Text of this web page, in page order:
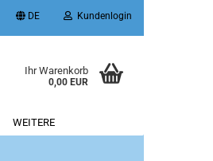
DE Kundenlogin
Ihr Warenkorb
0,00 EUR
WEITERE